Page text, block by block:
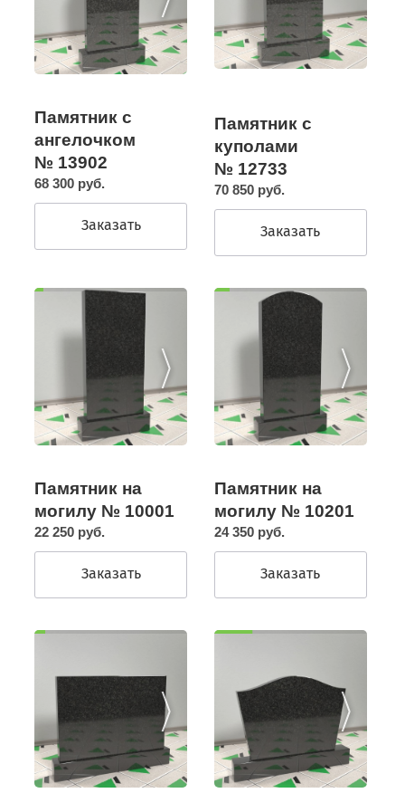
Памятник с
ангелочком
№ 13902
68 300 руб.
Заказать
Памятник с
куполами
№ 12733
70 850 руб.
Заказать
Памятник на
могилу № 10001
22 250 руб.
Заказать
Памятник на
могилу № 10201
24 350 руб.
Заказать